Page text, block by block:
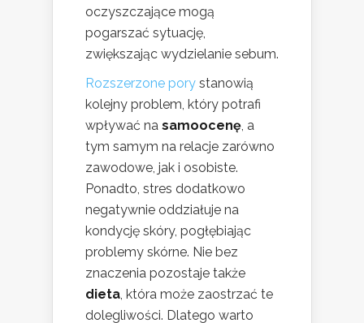
oczyszczające mogą
pogarszać sytuację,
zwiększając wydzielanie sebum.
Rozszerzone pory stanowią
kolejny problem, który potrafi
wpływać na samoocenę, a
tym samym na relacje zarówno
zawodowe, jak i osobiste.
Ponadto, stres dodatkowo
negatywnie oddziałuje na
kondycję skóry, pogłębiając
problemy skórne. Nie bez
znaczenia pozostaje także
dieta, która może zaostrzać te
dolegliwości. Dlatego warto